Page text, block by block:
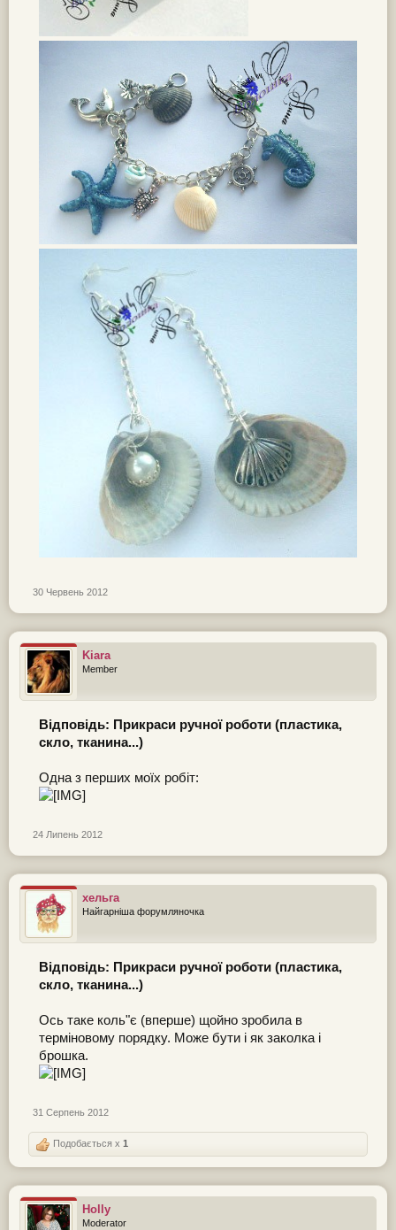
30 Червень 2012
Kiara
Member
Відповідь: Прикраси ручної роботи (пластика,
скло, тканина...)
Одна з перших моїх робіт:
24 Липень 2012
хельга
Найгарніша форумляночка
Відповідь: Прикраси ручної роботи (пластика,
скло, тканина...)
Ось таке коль"є (вперше) щойно зробила в
терміновому порядку. Може бути і як заколка і
брошка.
31 Серпень 2012
Подобається x 1
Holly
Moderator